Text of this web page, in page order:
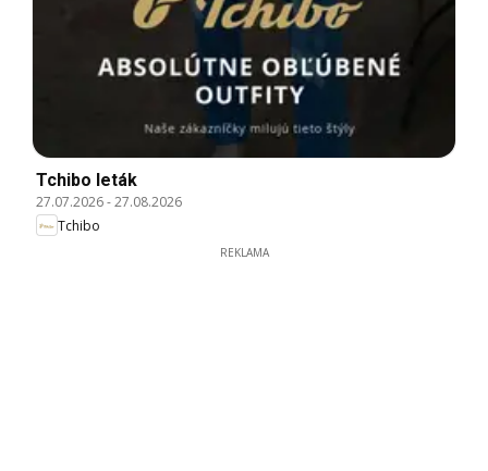
Tchibo leták
27.07.2026-27.08.2026
Tchibo
REKLAMA